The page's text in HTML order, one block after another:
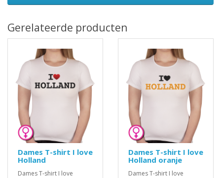
Gerelateerde producten
Dames T-shirt I love
Holland
Dames T-shirt I love
Dames T-shirt I love
Holland oranje
Dames T-shirt I love